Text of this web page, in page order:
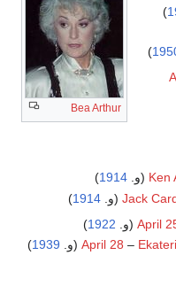
Bea Arthur
)
)
Ken
1914
)
Jack
1914
)
April
1922
)
April 28 –
1939
)